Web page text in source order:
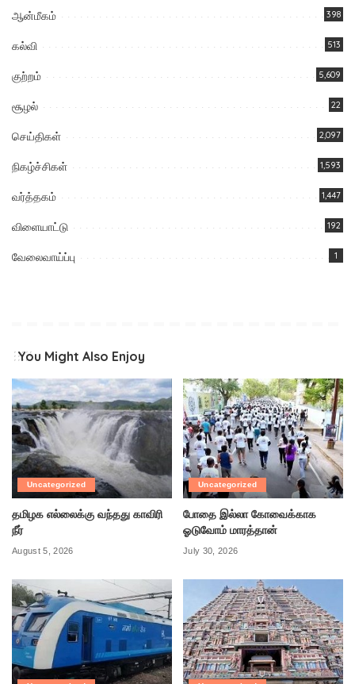
ஆன்மீகம் 398
கல்வி 513
குற்றம் 5,609
சூழல் 22
செய்திகள் 2,097
நிகழ்ச்சிகள் 1,593
வர்த்தகம் 1,447
விளையாட்டு 192
வேலைவாய்ப்பு 1
You Might Also Enjoy
Uncategorized
தமிழக எல்லைக்கு வந்தது காவிரி
நீர்
August 5, 2026
Uncategorized
போதை இல்லா கோவைக்காக
ஓடுவோம் மாரத்தான்
July 30, 2026